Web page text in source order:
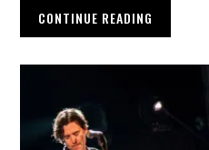
CONTINUE READING